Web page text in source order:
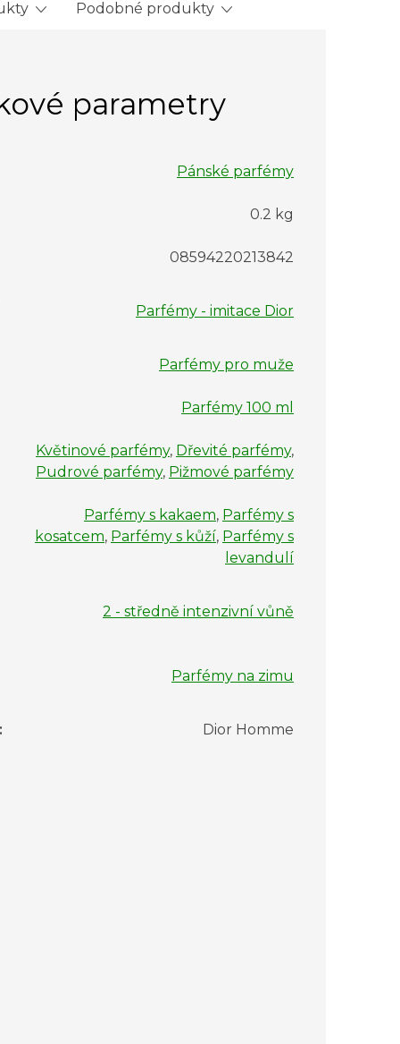
Podobné produkty
parametry
Pánské parfémy
0.2 kg
08594220213842
Parfémy - imitace Dior
Parfémy pro muže
Parfémy 100 ml
Květinové parfémy, Dřevité parfémy,
Pudrové parfémy, Pižmové parfémy
Parfémy s kakaem, Parfémy s
kosatcem, Parfémy s kůží, Parfémy s
levandulí
2 - středně intenzivní vůně
Parfémy na zimu
: Dior Homme